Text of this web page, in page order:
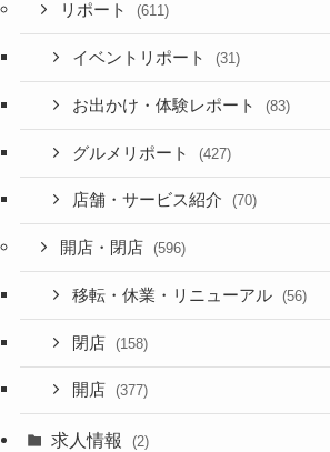
リポート (611)
イベントリポート (31)
お出かけ・体験レポート (83)
グルメリポート (427)
店舗・サービス紹介 (70)
開店・閉店 (596)
移転・休業・リニューアル (56)
閉店 (158)
開店 (377)
求人情報 (2)